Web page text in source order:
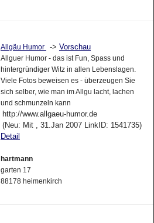
Allgäu Humor -> Vorschau
Allguer Humor - das ist Fun, Spass und
hintergründiger Witz in allen Lebenslagen.
Viele Fotos beweisen es - überzeugen Sie
sich selber, wie man im Allgu lacht, lachen
und schmunzeln kann
http://www.allgaeu-humor.de
(Neu: Mit , 31.Jan 2007 LinkID: 1541735)
Detail
hartmann
garten 17
88178 heimenkirch